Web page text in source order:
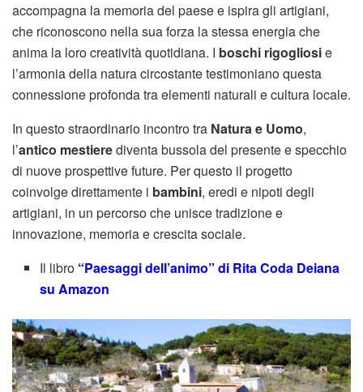
accompagna la memoria del paese e ispira gli artigiani,
che riconoscono nella sua forza la stessa energia che
anima la loro creatività quotidiana. I boschi rigogliosie
l’armonia della natura circostante testimoniano questa
connessione profonda tra elementi naturali e cultura locale.
In questo straordinario incontro tra Natura e Uomo,
l’antico mestierediventa bussola del presente e specchio
di nuove prospettive future. Per questo il progetto
coinvolge direttamente i bambini, eredi e nipoti degli
artigiani, in un percorso che unisce tradizione e
innovazione, memoria e crescita sociale.
Il libro “Paesaggi dell’animo” di Rita Coda Deiana
su Amazon